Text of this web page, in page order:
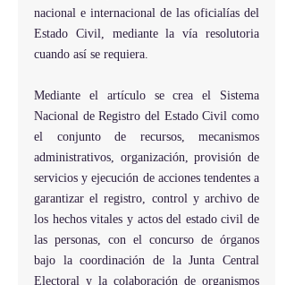
nacional e internacional de las oficialías del
Estado Civil, mediante la vía resolutoria
cuando así se requiera.
Mediante el artículo se crea el Sistema
Nacional de Registro del Estado Civil como
el conjunto de recursos, mecanismos
administrativos, organización, provisión de
servicios y ejecución de acciones tendentes a
garantizar el registro, control y archivo de
los hechos vitales y actos del estado civil de
las personas, con el concurso de órganos
bajo la coordinación de la Junta Central
Electoral y la colaboración de organismos